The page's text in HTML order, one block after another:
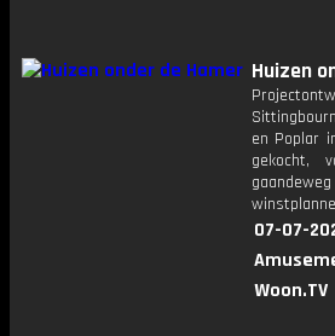
Huizen
en Poplar
gekocht,
07-07-
Woon.TV